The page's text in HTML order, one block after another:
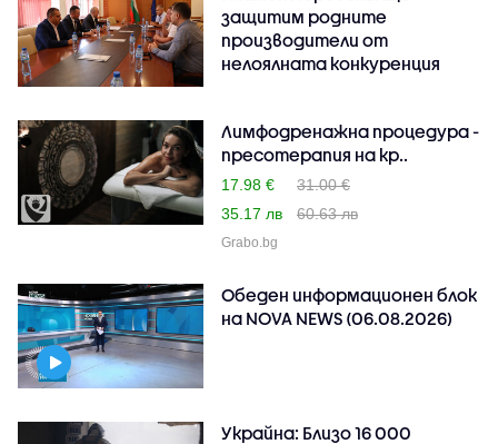
защитим родните
производители от
нелоялната конкуренция
Лимфодренажна процедура -
пресотерапия на кр..
17.98 €
31.00 €
35.17 лв
60.63 лв
Grabo.bg
Обеден информационен блок
на NOVA NEWS (06.08.2026)
Украйна: Близо 16 000